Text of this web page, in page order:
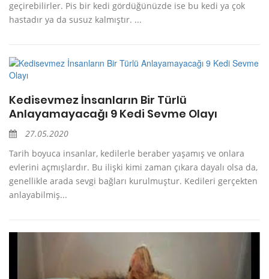
geçirebilirler. Pis bir kedi gördüğünüzde ise bu kedi ya çok
hastadır ya da susuz kalmıştır. ...
Kedisevmez İnsanların Bir Türlü
Anlayamayacağı 9 Kedi Sevme Olayı
27.05.2020
Tarih boyuca insanlar, kedilerle beraber yaşamış ve onlara
evlerini açmışlardır. Bu ilişki kimi zaman çıkara dayalı olsa da,
genellikle arada sevgi bağları kurulmuştur. Kedileri gerçekten
anlayabilmiş...